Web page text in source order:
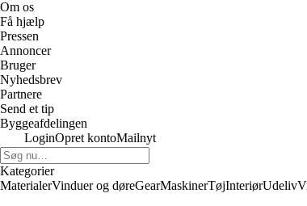
Om os
Få hjælp
Pressen
Annoncer
Bruger
Nyhedsbrev
Partnere
Send et tip
Byggeafdelingen
LoginOpret kontoMailnyt
Kategorier
MaterialerVinduer og døreGearMaskinerTøjInteriørUdeliv